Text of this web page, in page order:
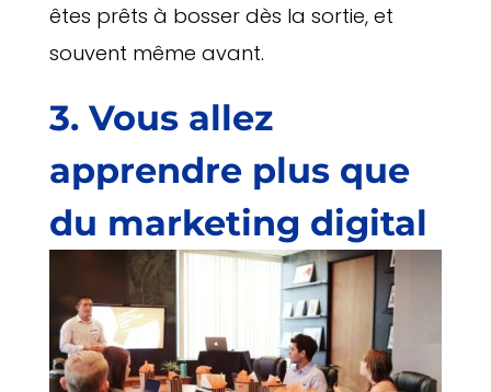
êtes prêts à bosser dès la sortie, et
souvent même avant.
3. Vous allez
apprendre plus que
du marketing digital